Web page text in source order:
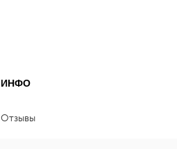
ИНФО
Отзывы